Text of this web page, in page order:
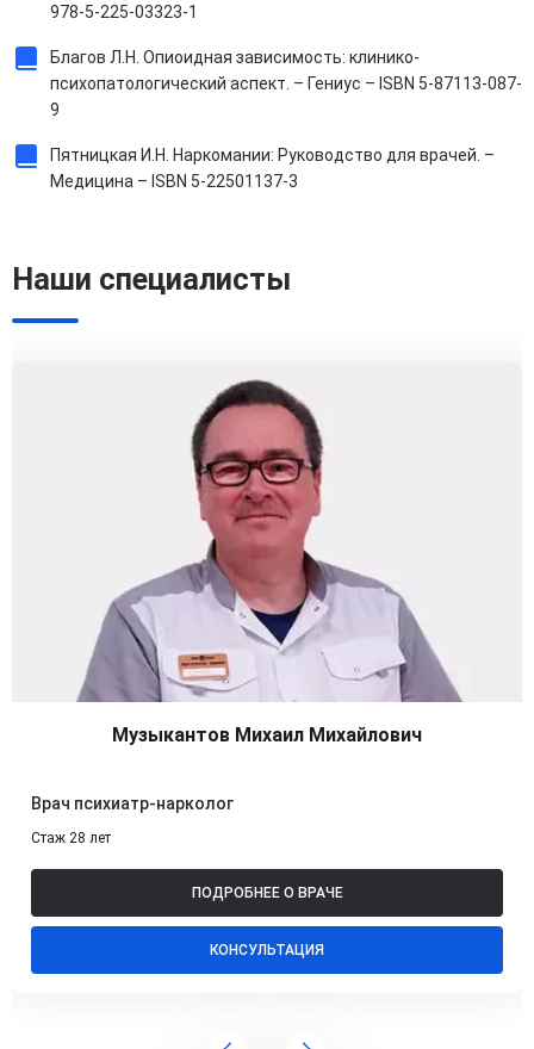
978-5-225-03323-1
Благов Л.Н. Опиоидная зависимость: клинико-
психопатологический аспект. – Гениус – ISBN 5-87113-087-
9
Пятницкая И.Н. Наркомании: Руководство для врачей. –
Медицина – ISBN 5-22501137-3
Наши специалисты
Музыкантов Михаил Михайлович
Врач психиатр-нарколог
Стаж 28 лет
ПОДРОБНЕЕ О ВРАЧЕ
КОНСУЛЬТАЦИЯ